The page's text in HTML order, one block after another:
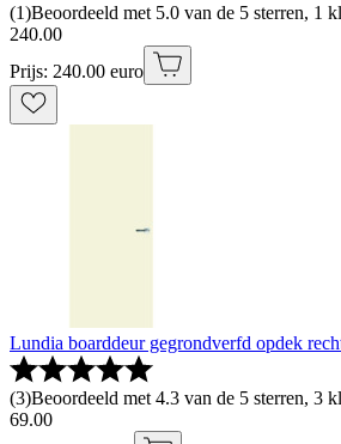
(1)Beoordeeld met 5.0 van de 5 sterren, 1
240.00
Prijs: 240.00 euro
Lundia boarddeur gegrondverfd opdek
(3)Beoordeeld met 4.3 van de 5 sterren, 3
69.00